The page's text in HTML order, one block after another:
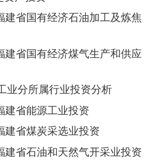
省国有经济石油加工及炼焦
省国有经济煤气生产和供应
业分所属行业投资分析
省能源工业投资
省煤炭采选业投资
省石油和天然气开采业投资